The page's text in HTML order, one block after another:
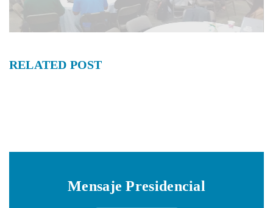
RELATED POST
Mensaje Presidencial